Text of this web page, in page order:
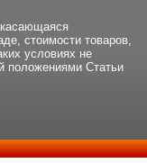
стоимости товаров,
условиях не
положениями Статьи